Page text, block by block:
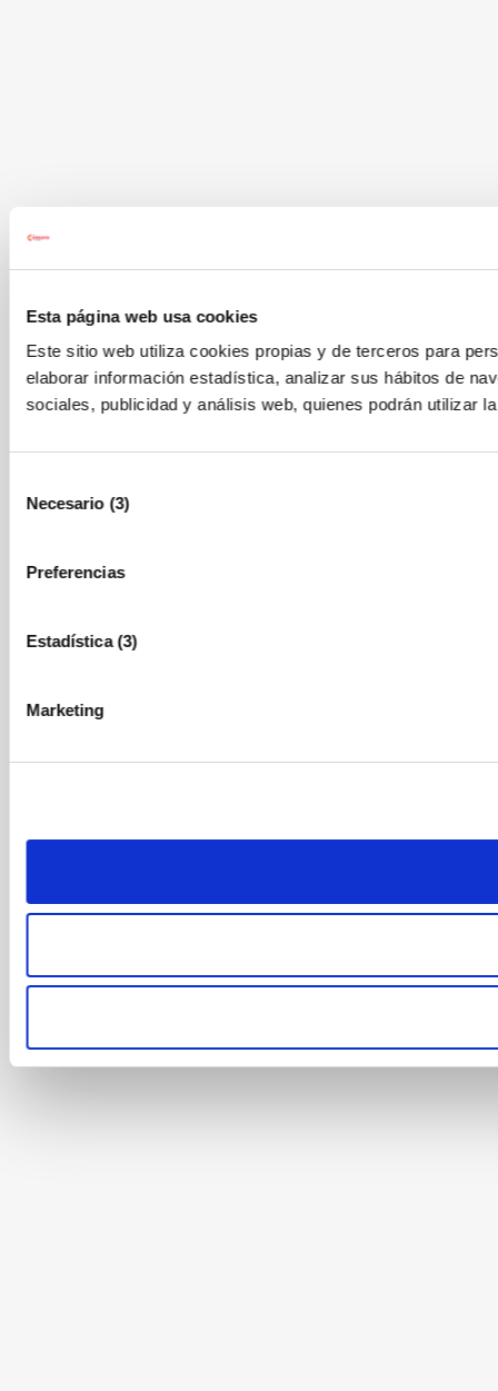
Esta página web usa cookies
Este sitio web utiliza cookies propias y de terceros para
elaborar información estadística, analizar sus hábitos de
sociales, publicidad y análisis web, quienes podrán utilizar
Necesario (3)
Preferencias
Estadística (3)
Marketing